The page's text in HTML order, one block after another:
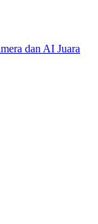
dan AI Juara